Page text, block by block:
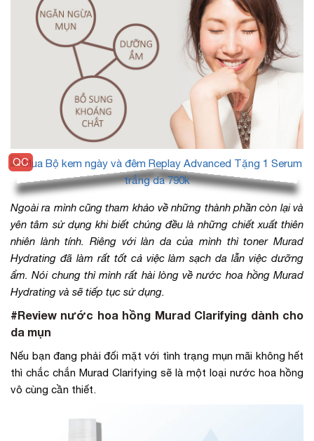
Ngoài ra mình cũng tham khảo về những thành phần còn lại và
yên tâm sử dụng khi biết chúng đều là những chiết xuất thiên
nhiên lành tính. Riêng với làn da của mình thì toner Murad
Hydrating đã làm rất tốt cả việc làm sạch da lẫn việc dưỡng
ẩm. Nói chung thì mình rất hài lòng về nước hoa hồng Murad
Hydrating và sẽ tiếp tục sử dụng.
#Review nước hoa hồng Murad Clarifying dành cho
da mụn
Nếu bạn đang phải đối mặt với tình trạng mụn mãi không hết
thì chắc chắn Murad Clarifying sẽ là một loại nước hoa hồng
vô cùng cần thiết.